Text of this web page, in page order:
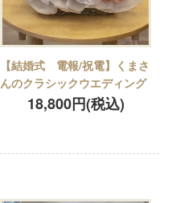
【結婚式 電報/祝電】くまさ
んのクラシックウエディング
18,800円(税込)